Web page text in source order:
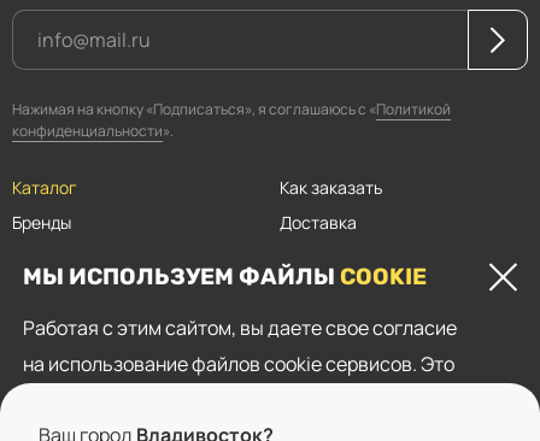
Ваш город Владивосток?
МЫ ИСПОЛЬЗУЕМ ФАЙЛЫ COOKIE
Работая с этим сайтом, вы даете свое согласие
на использование файлов cookie сервисов. Это
Каталог
Бренды
Прайсы
Контакты
Как заказать
Доставка
Оплата
Скидки
Нажимая на кнопку «Подписаться», я соглашаюсь с «Политикой
конфиденциальности».
Пользовательское соглашение
Политика конфиденциальности